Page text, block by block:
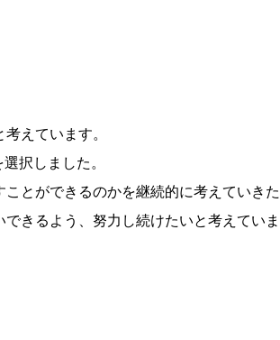
えています。
択しました。
とができるのかを継続的に考えていきた
きるよう、努力し続けたいと考えていま